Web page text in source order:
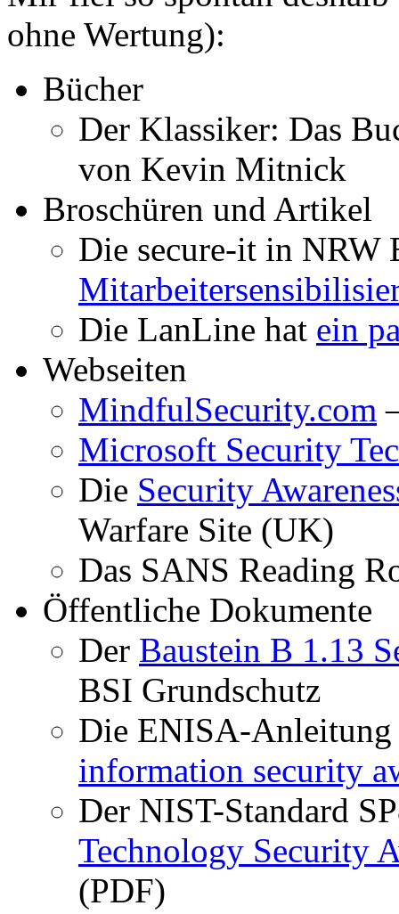
ohne Wertung):
Bücher
Der Klassiker: Das
von Kevin Mitnick
Broschüren und Artikel
Die secure-it in NRW
Die LanLine hat ein
Webseiten
MindfulSecurity.com
Microsoft Security
Die Security
Warfare Site (UK)
Das SANS Reading
Öffentliche Dokumente
Der Baustein B 1.13
BSI Grundschutz
Die ENISA-Anleitung
information security
Der NIST-Standard
Technology Security
(PDF)